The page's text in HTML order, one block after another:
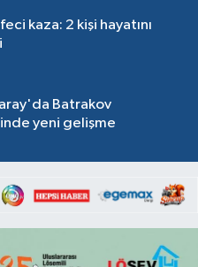
kaza: 2 kişi hayatını
Batrakov
yeni gelişme